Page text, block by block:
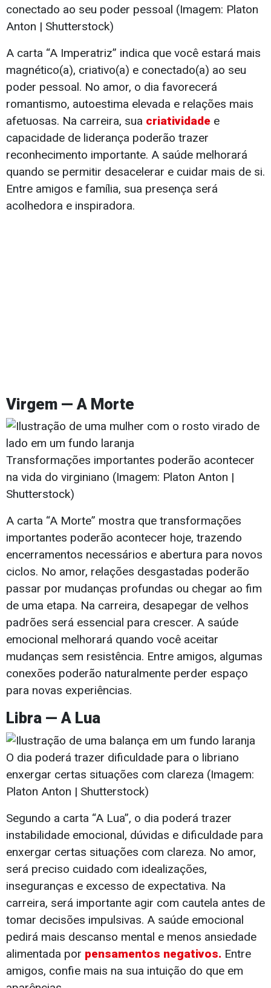
conectado ao seu poder pessoal (Imagem: Platon
Anton | Shutterstock)
A carta “A Imperatriz” indica que você estará mais
magnético(a), criativo(a) e conectado(a) ao seu
poder pessoal. No amor, o dia favorecerá
romantismo, autoestima elevada e relações mais
afetuosas. Na carreira, sua criatividade e
capacidade de liderança poderão trazer
reconhecimento importante. A saúde melhorará
quando se permitir desacelerar e cuidar mais de si.
Entre amigos e família, sua presença será
acolhedora e inspiradora.
Virgem — A Morte
Transformações importantes poderão acontecer
na vida do virginiano (Imagem: Platon Anton |
Shutterstock)
A carta “A Morte” mostra que transformações
importantes poderão acontecer hoje, trazendo
encerramentos necessários e abertura para novos
ciclos. No amor, relações desgastadas poderão
passar por mudanças profundas ou chegar ao fim
de uma etapa. Na carreira, desapegar de velhos
padrões será essencial para crescer. A saúde
emocional melhorará quando você aceitar
mudanças sem resistência. Entre amigos, algumas
conexões poderão naturalmente perder espaço
para novas experiências.
Libra — A Lua
O dia poderá trazer dificuldade para o libriano
enxergar certas situações com clareza (Imagem:
Platon Anton | Shutterstock)
Segundo a carta “A Lua”, o dia poderá trazer
instabilidade emocional, dúvidas e dificuldade para
enxergar certas situações com clareza. No amor,
será preciso cuidado com idealizações,
inseguranças e excesso de expectativa. Na
carreira, será importante agir com cautela antes de
tomar decisões impulsivas. A saúde emocional
pedirá mais descanso mental e menos ansiedade
alimentada por pensamentos negativos. Entre
amigos, confie mais na sua intuição do que em